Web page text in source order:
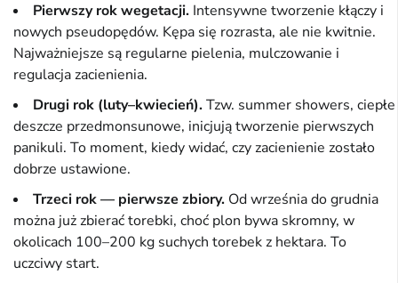
Pierwszy rok wegetacji. Intensywne tworzenie kłączy i
nowych pseudopędów. Kępa się rozrasta, ale nie kwitnie.
Najważniejsze są regularne pielenia, mulczowanie i
regulacja zacienienia.
Drugi rok (luty–kwiecień).Tzw. summer showers, ciepłe
deszcze przedmonsunowe, inicjują tworzenie pierwszych
panikuli. To moment, kiedy widać, czy zacienienie zostało
dobrze ustawione.
Trzeci rok — pierwsze zbiory. Od września do grudnia
można już zbierać torebki, choć plon bywa skromny, w
okolicach 100–200 kg suchych torebek z hektara. To
uczciwy start.